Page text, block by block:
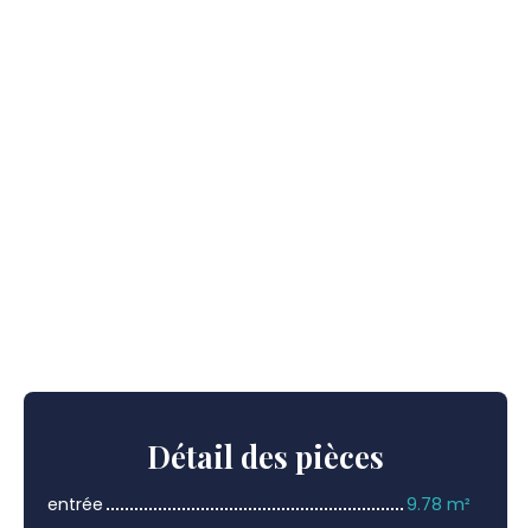
Détail des pièces
entrée 9.78 m²